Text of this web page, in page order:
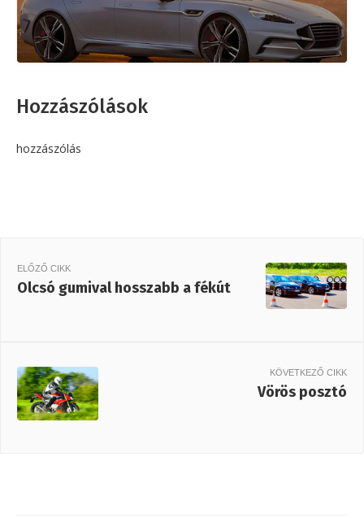
Hozzászólások
hozzászólás
ELŐZŐ CIKK
Olcsó gumival hosszabb a fékút
KÖVETKEZŐ CIKK
Vörös posztó